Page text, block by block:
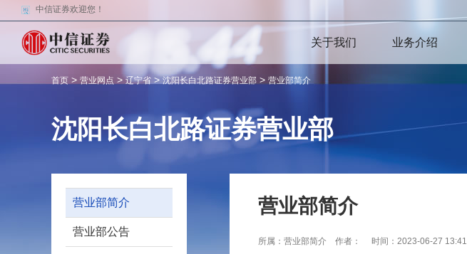
中信证券欢迎您！
关于我们 业务介绍
首页 > 营业网点 >辽宁省 >沈阳长白北路证券营业部 > 营业部简介
沈阳长白北路证券营业部
营业部简介
营业部公告
营业部简介
所属：营业部简介 作者： 时间：2023-06-27